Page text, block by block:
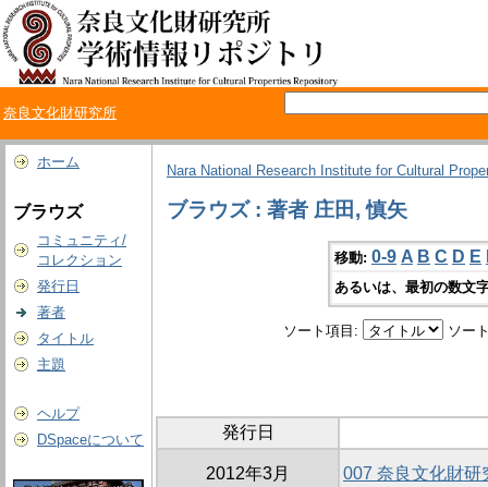
奈良文化財研究所
ホーム
ブラウズ
コミュニティ/
コレクション
発行日
著者
タイトル
主題
ヘルプ
DSpaceについて
Nara National Research Institute for Cultural
ブラウズ : 著者 庄田, 慎矢
移動: 0-9 A B C D E
あるいは、最初の数文
ソート項目: ソー
発行日
2012年3月 007 奈良文化財研